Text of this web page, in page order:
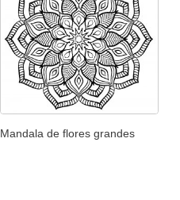
Mandala de flores grandes